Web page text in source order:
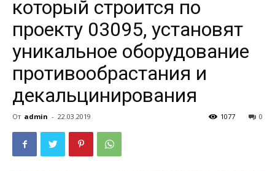
который строится по
проекту 03095, установят
уникальное оборудование
противообрастания и
декальцинирования
От admin - 22.03.2019 0
1077